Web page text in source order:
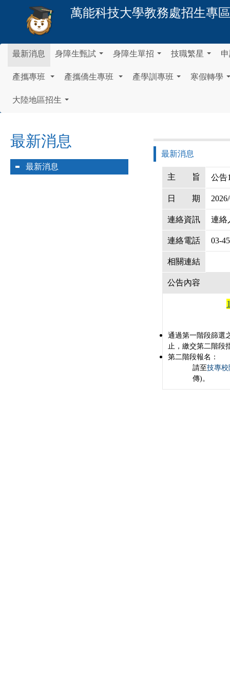
萬能科技大學教務處招生專
最新消息 身障生甄試 身障生單招 技職繁星
產攜專班 產攜僑生專班 產學訓專班 寒假轉學
大陸地區招生
最新消息
最新消息
最新消息
主 旨 公告
日 期
連絡資訊 連絡
連絡電話 03-
相關連結
公告內容
通過第一階段篩選
止，繳交第二階段
第二階段報名：
請至技專
傳)。